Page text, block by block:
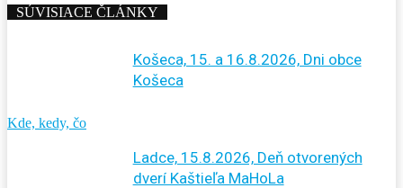
SÚVISIACE ČLÁNKY
Kde, kedy, čo
Košeca, 15. a 16.8.2026, Dni obce
Košeca
Ladce, 15.8.2026, Deň otvorených
dverí Kaštieľa MaHoLa